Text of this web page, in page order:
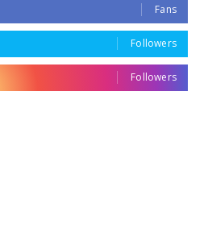
Fans
Followers
Followers